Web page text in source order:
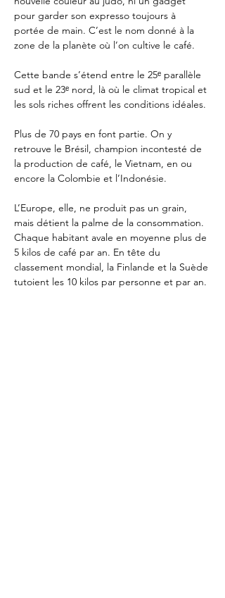
pour garder son expresso toujours à
portée de main. C’est le nom donné à la
zone de la planète où l’on cultive le café.
Cette bande s’étend entre le 25ᵉ parallèle
sud et le 23ᵉ nord, là où le climat tropical et
les sols riches offrent les conditions idéales.
Plus de 70 pays en font partie. On y
retrouve le Brésil, champion incontesté de
la production de café, le Vietnam, en ou
encore la Colombie et l’Indonésie.
L’Europe, elle, ne produit pas un grain,
mais détient la palme de la consommation.
Chaque habitant avale en moyenne plus de
5 kilos de café par an. En tête du
classement mondial, la Finlande et la Suède
tutoient les 10 kilos par personne et par an.